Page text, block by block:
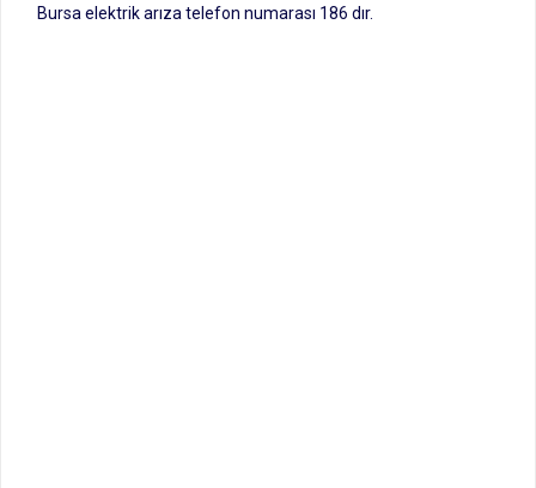
Bursa elektrik arıza telefon numarası 186 dır.